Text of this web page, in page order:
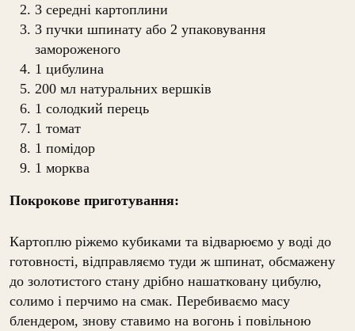
3 середні картоплини
3 пучки шпинату або 2 упаковування
замороженого
1 цибулина
200 мл натуральних вершків
1 солодкий перець
1 томат
1 помідор
1 морква
Покрокове приготування:
Картоплю ріжемо кубиками та відварюємо у воді до
готовності, відправляємо туди ж шпинат, обсмажену
до золотистого стану дрібно нашатковану цибулю,
солимо і перчимо на смак. Перебиваємо масу
блендером, знову ставимо на вогонь і повільною